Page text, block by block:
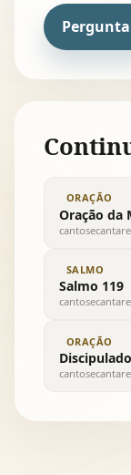
ORAÇÃO
Oração da
SALMO
Salmo 119
ORAÇÃO